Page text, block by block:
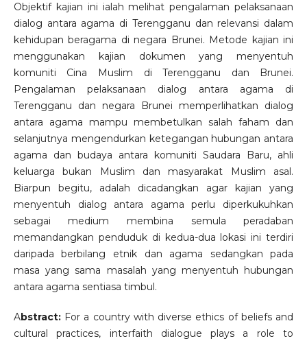
Objektif kajian ini ialah melihat pengalaman pelaksanaan
dialog antara agama di Terengganu dan relevansi dalam
kehidupan beragama di negara Brunei. Metode kajian ini
menggunakan kajian dokumen yang menyentuh
komuniti Cina Muslim di Terengganu dan Brunei.
Pengalaman pelaksanaan dialog antara agama di
Terengganu dan negara Brunei memperlihatkan dialog
antara agama mampu membetulkan salah faham dan
selanjutnya mengendurkan ketegangan hubungan antara
agama dan budaya antara komuniti Saudara Baru, ahli
keluarga bukan Muslim dan masyarakat Muslim asal.
Biarpun begitu, adalah dicadangkan agar kajian yang
menyentuh dialog antara agama perlu diperkukuhkan
sebagai medium membina semula peradaban
memandangkan penduduk di kedua-dua lokasi ini terdiri
daripada berbilang etnik dan agama sedangkan pada
masa yang sama masalah yang menyentuh hubungan
antara agama sentiasa timbul.
Abstract: For a country with diverse ethics of beliefs and
cultural practices, interfaith dialogue plays a role to